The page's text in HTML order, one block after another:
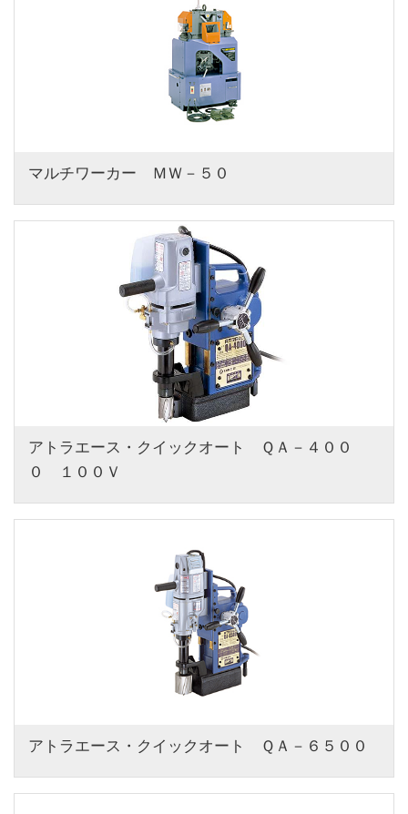
マルチワーカー　ＭＷ－５０
アトラエース・クイックオート　ＱＡ－４００
０　１００Ｖ
アトラエース・クイックオート　ＱＡ－６５００